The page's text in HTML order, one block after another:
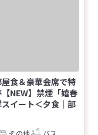
食＆豪華会席で特
NEW】禁煙「嬉春
イート＜夕食｜部
その他
バス